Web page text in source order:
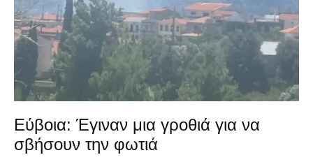
Εύβοια: Έγιναν μια γροθιά για να
σβήσουν την φωτιά